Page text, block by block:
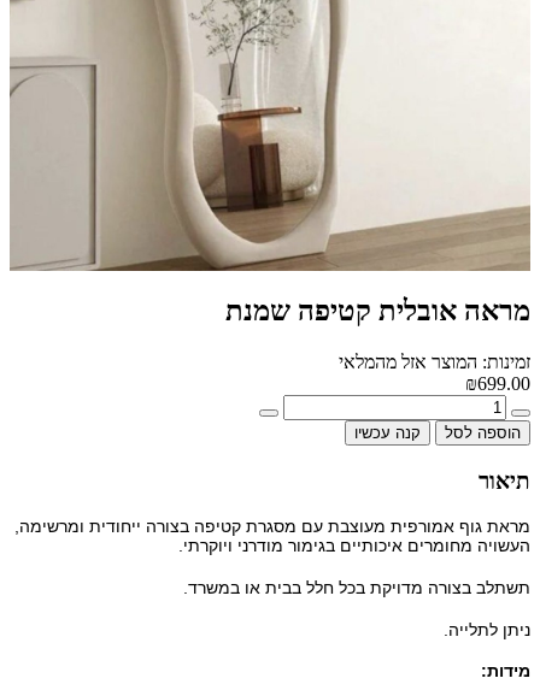
מראה אובלית קטיפה שמנת
זמינות: המוצר אזל מהמלאי
₪699.00
הוספה לסל קנה עכשיו
תיאור
מראת גוף אמורפית מעוצבת עם מסגרת קטיפה בצורה ייחודית ומרשימה,
העשויה מחומרים איכותיים בגימור מודרני ויוקרתי.
תשתלב בצורה מדויקת בכל חלל בבית או במשרד.
ניתן לתלייה.
מידות: